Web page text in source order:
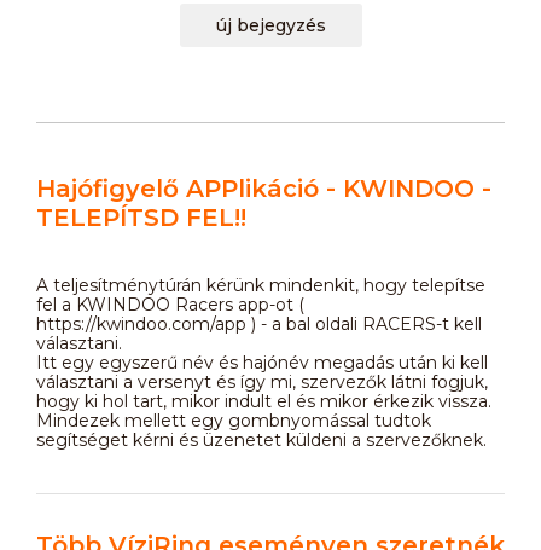
új bejegyzés
Hajófigyelő APPlikáció - KWINDOO -
TELEPÍTSD FEL!!
A teljesítménytúrán kérünk mindenkit, hogy telepítse
fel a KWINDOO Racers app-ot (
https://kwindoo.com/app ) - a bal oldali RACERS-t kell
választani.
Itt egy egyszerű név és hajónév megadás után ki kell
választani a versenyt és így mi, szervezők látni fogjuk,
hogy ki hol tart, mikor indult el és mikor érkezik vissza.
Mindezek mellett egy gombnyomással tudtok
segítséget kérni és üzenetet küldeni a szervezőknek.